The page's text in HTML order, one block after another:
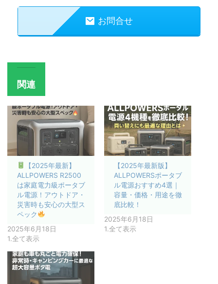
お問合せ
関連
【2025年最新】
ALLPOWERS R2500
は家庭電力級ポータブ
ル電源！アウトドア・
災害時も安心の大型ス
ペック
2025年6月18日
1.全て表示
【2025年最新版】
ALLPOWERSポータブ
ル電源おすすめ4選｜
容量・価格・用途を徹
底比較！
2025年6月18日
1.全て表示